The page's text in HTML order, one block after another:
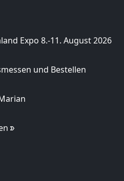
Expo 8.-11. August 2026
und Bestellen